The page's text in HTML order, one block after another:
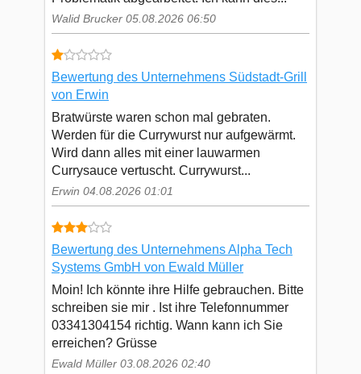
Walid Brucker 05.08.2026 06:50
Bewertung des Unternehmens Südstadt-Grill
von Erwin
Bratwürste waren schon mal gebraten.
Werden für die Currywurst nur aufgewärmt.
Wird dann alles mit einer lauwarmen
Currysauce vertuscht. Currywurst...
Erwin 04.08.2026 01:01
Bewertung des Unternehmens Alpha Tech
Systems GmbH von Ewald Müller
Moin! Ich könnte ihre Hilfe gebrauchen. Bitte
schreiben sie mir . Ist ihre Telefonnummer
03341304154 richtig. Wann kann ich Sie
erreichen? Grüsse
Ewald Müller 03.08.2026 02:40